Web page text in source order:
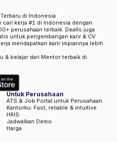
di Indonesia
kerja #1 di Indonesia dengan
perusahaan terbaik. Dealls juga
untuk pengembangan karir & CV
mendapatkan karir impiannya lebih
& belajar dari Mentor terbaik di
Untuk Perusahaan
ATS & Job Portal untuk Perusahaan
Kantorku: Fast, reliable & intuitive
HRIS
Jadwalkan Demo
Harga